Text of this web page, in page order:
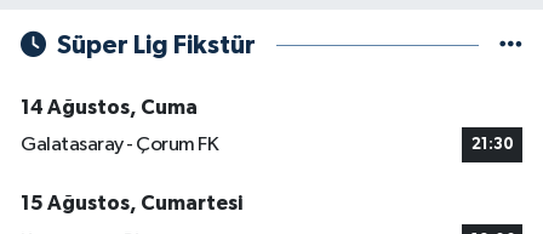
Süper Lig Fikstür
14 Ağustos, Cuma
Galatasaray - Çorum FK
21:30
15 Ağustos, Cumartesi